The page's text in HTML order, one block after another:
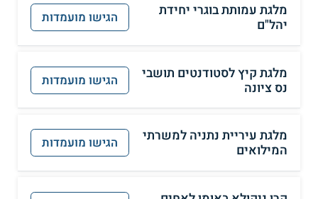
מלגת עמותת בוגרי יחידת
יהל"ם
הגישו מועמדות
מלגת קיץ לסטודנטים תושבי
נס ציונה
הגישו מועמדות
מלגת עיריית נתניה למשרתי
המילואים
הגישו מועמדות